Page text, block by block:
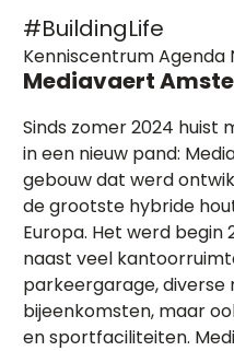
#BuildingLife
KenniscentrumAgenda
Mediavaert
Sinds zomer 2024 huist
in een nieuw pand:
gebouw dat werd
de grootste hybride
Europa. Het werd
naast veel
parkeergarage, diverse
bijeenkomsten, maar
en sportfaciliteiten.